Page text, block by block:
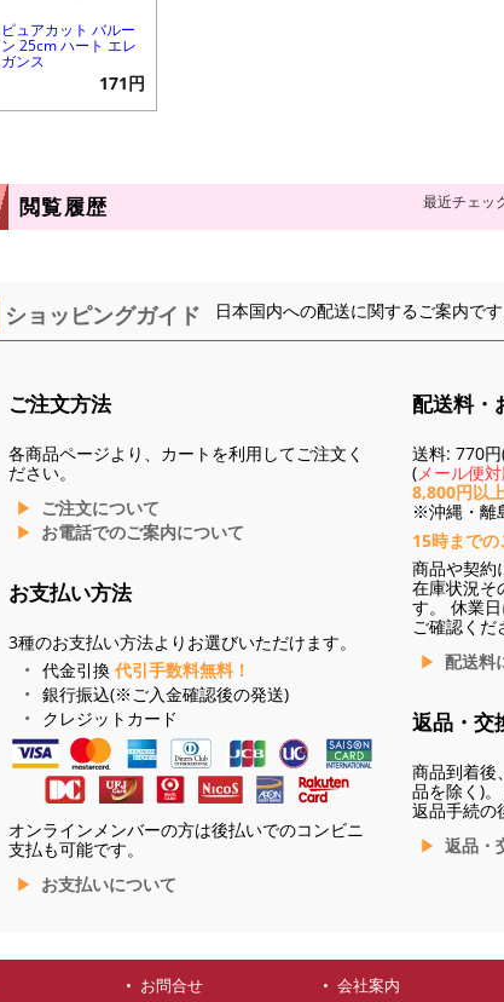
ピュアカット バルー
ン 25cm ハート エレ
ガンス
171円
閲覧履歴 最近チェッ
ショッピングガイド 日本国内への配送に関するご案内で
ご注文方法
各商品ページより、カートを利用してご注文く
ださい。
ご注文について
お電話でのご案内について
お支払い方法
3種のお支払い方法よりお選びいただけます。
代金引換 代引手数料無料！
銀行振込(※ご入金確認後の発送)
クレジットカード
オンラインメンバーの方は後払いでのコンビニ
支払も可能です。
お支払いについて
配送料・
送料: 770
(メール便
8,800円以
※沖縄・離
15時までの
商品や契約
在庫状況そ
す。 休業
ご確認くだ
配送料
返品・交
商品到着後
品を除く)
返品手続の
返品・
お問合せ 会社案内